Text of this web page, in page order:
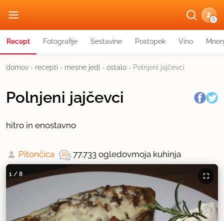
G
Recept Fotografije Sestavine Postopek Vino
domov › recepti › mesne jedi › ostalo › Polnjeni jajčevci
Polnjeni jajčevci
hitro in enostavno
Pitončica 77.733 ogledovmoja kuhinja
1 / 8